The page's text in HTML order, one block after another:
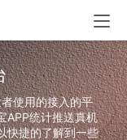
使用的接入的平
APP统计推送真机
快捷的了解到一些